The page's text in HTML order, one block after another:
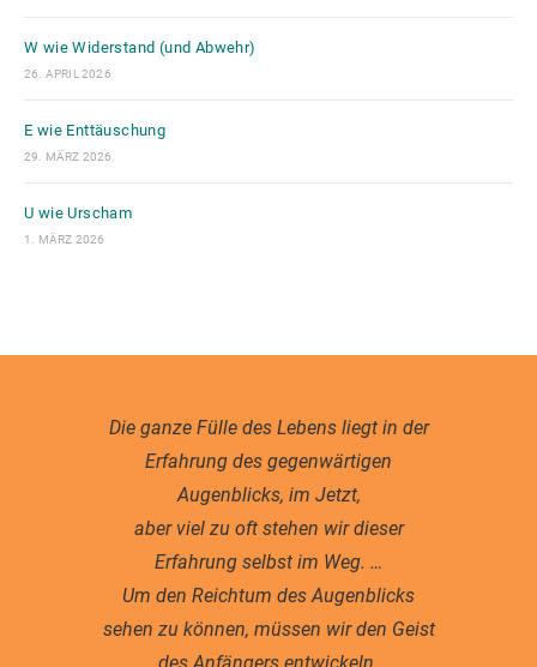
W wie Widerstand (und Abwehr)
26. APRIL 2026
E wie Enttäuschung
29. MÄRZ 2026
U wie Urscham
1. MÄRZ 2026
Die ganze Fülle des Lebens liegt in der
Erfahrung des gegenwärtigen
Augenblicks, im Jetzt,
aber viel zu oft stehen wir dieser
Erfahrung selbst im Weg. …
Um den Reichtum des Augenblicks
sehen zu können, müssen wir den Geist